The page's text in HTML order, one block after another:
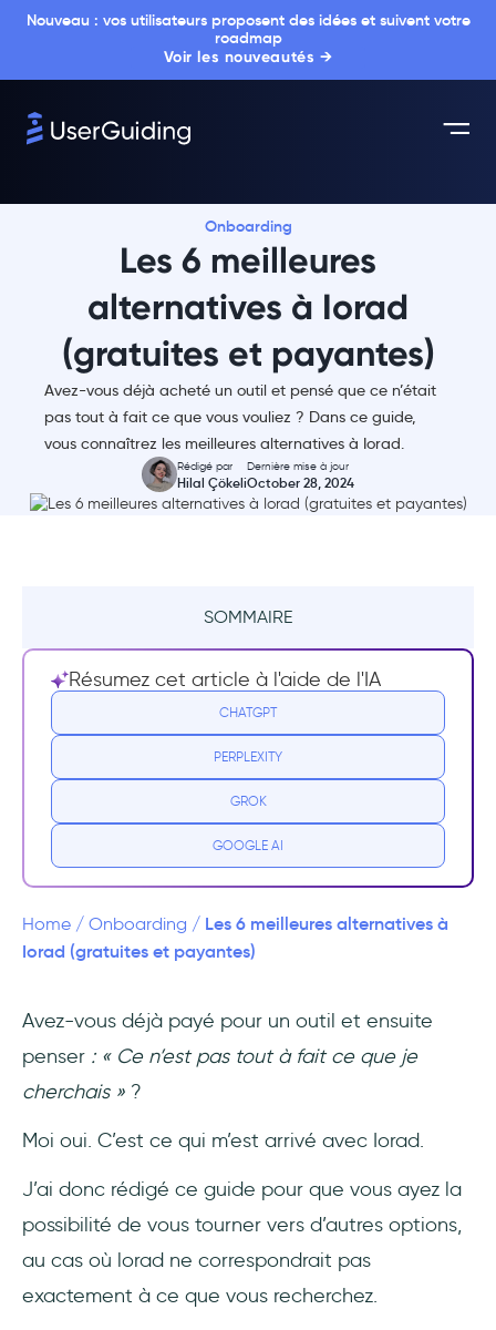
Nouveau : vos utilisateurs proposent des idées et suivent votre
roadmap
Voir les nouveautés →
Onboarding
Les 6 meilleures
alternatives à Iorad
(gratuites et payantes)
Avez-vous déjà acheté un outil et pensé que ce n’était
pas tout à fait ce que vous vouliez ? Dans ce guide,
vous connaîtrez les meilleures alternatives à Iorad.
Rédigé par
Hilal Çökeli
Dernière mise à jour
October 28, 2024
SOMMAIRE
Résumé
Qu’est-ce que Iorad ?
Pourquoi rechercher d’autres alternatives à
Meilleures alternatives à Iorad
interactif no code
2- Iorad vs. WalkMe
3- Iorad vs. Loom
4- Iorad vs. UiPath
6- Iorad vs. Shepherd.js
Résumez cet article à l'aide de l'IA
CHATGPT
PERPLEXITY
GROK
GOOGLE AI
Home / Onboarding / Les 6 meilleures alternatives à
Iorad (gratuites et payantes)
Avez-vous déjà payé pour un outil et ensuite
penser : « Ce n’est pas tout à fait ce que je
cherchais » ?
Moi oui. C’est ce qui m’est arrivé avec Iorad.
J’ai donc rédigé ce guide pour que vous ayez la
possibilité de vous tourner vers d’autres options,
au cas où lorad ne correspondrait pas
exactement à ce que vous recherchez.